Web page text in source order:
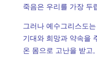
죽음은 우리를 가장 두
그러나 예수그리스도
기대와 희망과 약속을
온 몸으로 고난을 받고,